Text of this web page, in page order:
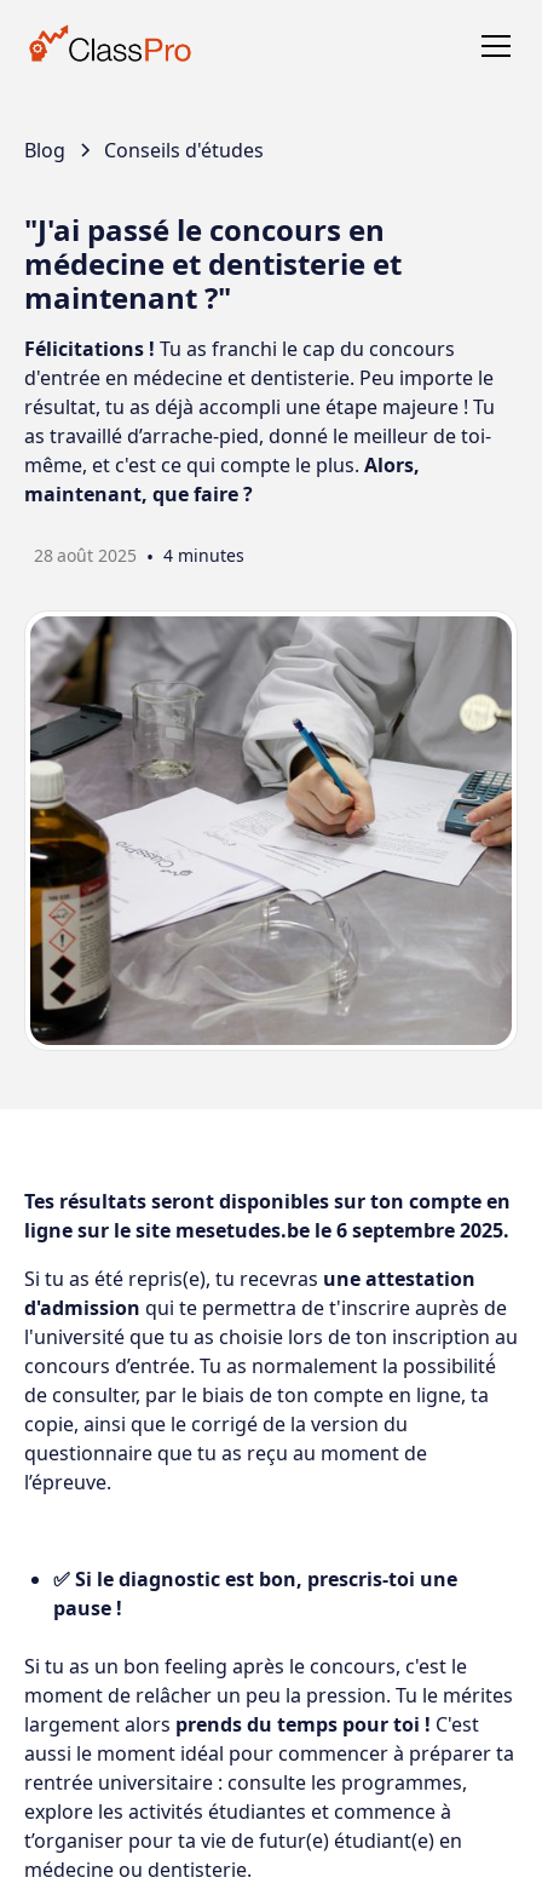
Blog Conseils d'études
"J'ai passé le concours en
médecine et dentisterie et
maintenant ?"
Félicitations ! Tu as franchi le cap du concours
d'entrée en médecine et dentisterie. Peu importe le
résultat, tu as déjà accompli une étape majeure ! Tu
as travaillé d’arrache-pied, donné le meilleur de toi-
même, et c'est ce qui compte le plus. Alors,
maintenant, que faire ?
28août 2025 • 4 minutes
Tes résultats seront disponibles sur ton compte en
ligne sur le site mesetudes.be le 6 septembre 2025.
Si tu as été repris(e), tu recevras une attestation
d'admission qui te permettra de t'inscrire auprès de
l'université que tu as choisie lors de ton inscription au
concours d’entrée. Tu as normalement la possibilité́
de consulter, par le biais de ton compte en ligne, ta
copie, ainsi que le corrigé de la version du
questionnaire que tu as reçu au moment de
l’épreuve.
✅ Si le diagnostic est bon, prescris-toi une
pause !
Si tu as un bon feeling après le concours, c'est le
moment de relâcher un peu la pression. Tu le mérites
largement alors prends du temps pour toi ! C'est
aussi le moment idéal pour commencer à préparer ta
rentrée universitaire : consulte les programmes,
explore les activités étudiantes et commence à
t’organiser pour ta vie de futur(e) étudiant(e) en
médecine ou dentisterie.